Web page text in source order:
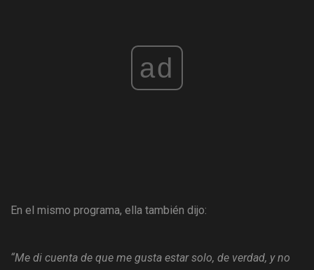
ad
En el mismo programa, ella también dijo:
“Me di cuenta de que me gusta estar solo, de verdad, y no